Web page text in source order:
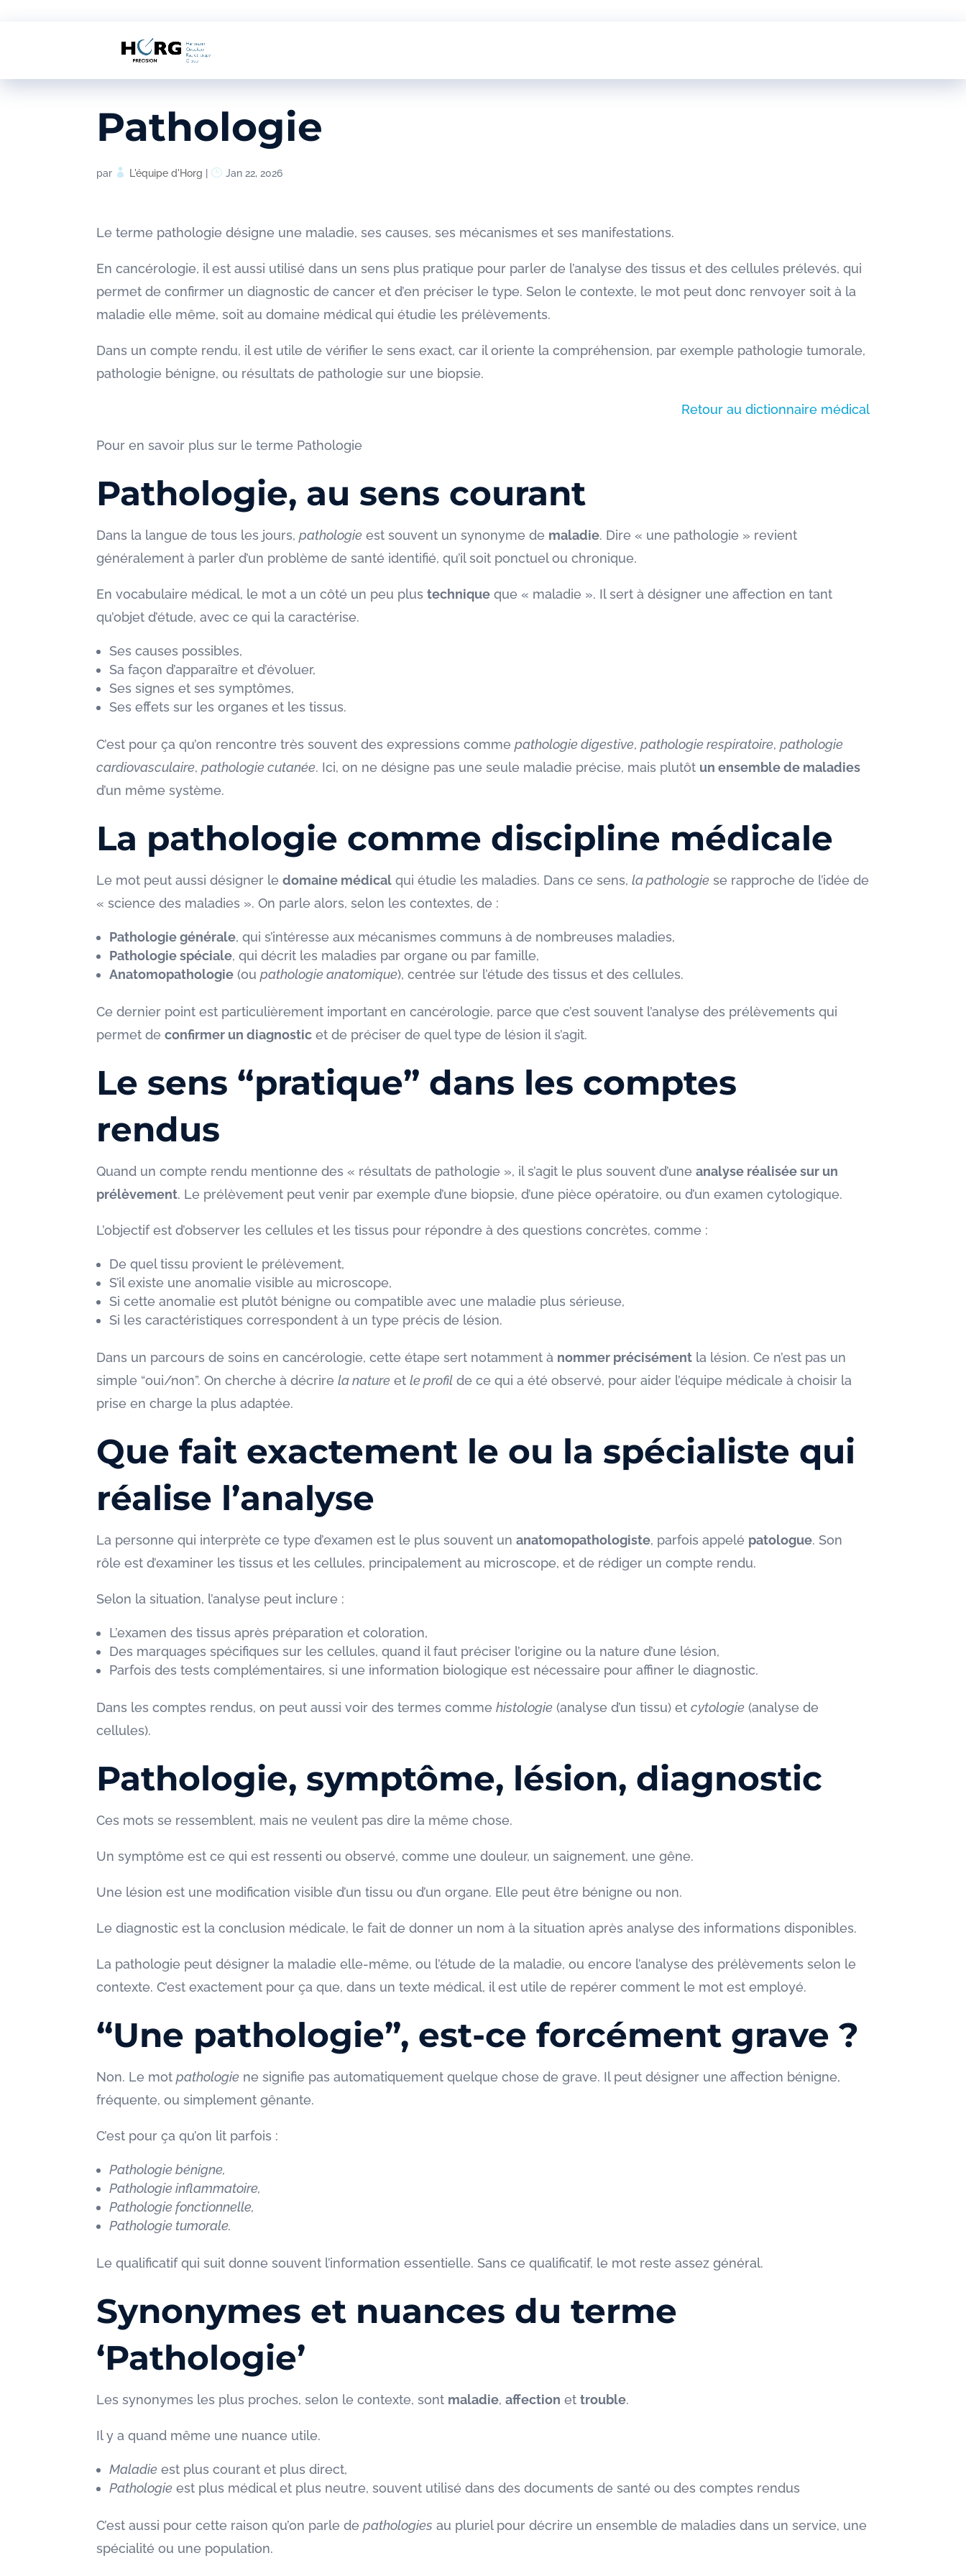
Pathologie
par L'équipe d'Horg Jan 22, 2026
Le terme pathologie désigne une maladie, ses causes, ses mécanismes et ses manifestations.
En cancérologie, il est aussi utilisé dans un sens plus pratique pour parler de l’analyse des tissus et des cellules prélevés, qui
permet de confirmer un diagnostic de cancer et d’en préciser le type. Selon le contexte, le mot peut donc renvoyer soit à la
maladie elle même, soit au domaine médical qui étudie les prélèvements.
Dans un compte rendu, il est utile de vérifier le sens exact, car il oriente la compréhension, par exemple pathologie tumorale,
pathologie bénigne, ou résultats de pathologie sur une biopsie.
Retour au dictionnaire médical
Pour en savoir plus sur le terme Pathologie
Pathologie, au sens courant
Dans la langue de tous les jours,pathologie est souvent un synonyme de maladie. Dire « une pathologie » revient
généralement à parler d’un problème de santé identifié, qu’il soit ponctuel ou chronique.
En vocabulaire médical, le mot a un côté un peu plustechnique que « maladie ». Il sert à désigner une affection en tant
qu’objet d’étude, avec ce qui la caractérise.
Ses causes possibles,
Sa façon d’apparaître et d’évoluer,
Ses signes et ses symptômes,
Ses effets sur les organes et les tissus.
C’est pour ça qu’on rencontre très souvent des expressions commepathologie digestive,pathologie respiratoire,pathologie
cardiovasculaire,pathologie cutanée. Ici, on ne désigne pas une seule maladie précise, mais plutôt un ensemble de maladies
d’un même système.
La pathologie comme discipline médicale
Le mot peut aussi désigner ledomaine médical qui étudie les maladies. Dans ce sens,la pathologie se rapproche de l’idée de
« science des maladies ». On parle alors, selon les contextes, de :
Pathologie générale, qui s’intéresse aux mécanismes communs à de nombreuses maladies,
Pathologie spéciale, qui décrit les maladies par organe ou par famille,
Anatomopathologie (oupathologie anatomique), centrée sur l’étude des tissus et des cellules.
Ce dernier point est particulièrement important en cancérologie, parce que c’est souvent l’analyse des prélèvements qui
permet deconfirmer un diagnostic et de préciser de quel type de lésion il s’agit.
Le sens “pratique” dans les comptes
rendus
Quand un compte rendu mentionne des « résultats de pathologie », il s’agit le plus souvent d’uneanalyse réalisée sur un
prélèvement. Le prélèvement peut venir par exemple d’une biopsie, d’une pièce opératoire, ou d’un examen cytologique.
L’objectif est d’observer les cellules et les tissus pour répondre à des questions concrètes, comme :
De quel tissu provient le prélèvement,
S’il existe une anomalie visible au microscope,
Si cette anomalie est plutôt bénigne ou compatible avec une maladie plus sérieuse,
Si les caractéristiques correspondent à un type précis de lésion.
Dans un parcours de soins en cancérologie, cette étape sert notamment à nommer précisément la lésion. Ce n’est pas un
simple “oui/non”. On cherche à décrirela nature etle profil de ce qui a été observé, pour aider l’équipe médicale à choisir la
prise en charge la plus adaptée.
Que fait exactement le ou la spécialiste qui
réalise l’analyse
La personne qui interprète ce type d’examen est le plus souvent unanatomopathologiste, parfois appelé patologue. Son
rôle est d’examiner les tissus et les cellules, principalement au microscope, et de rédiger un compte rendu.
Selon la situation, l’analyse peut inclure :
L’examen des tissus après préparation et coloration,
Des marquages spécifiques sur les cellules, quand il faut préciser l’origine ou la nature d’une lésion,
Parfois des tests complémentaires, si une information biologique est nécessaire pour affiner le diagnostic.
Dans les comptes rendus, on peut aussi voir des termes commehistologie (analyse d’un tissu) etcytologie (analyse de
cellules).
Pathologie, symptôme, lésion, diagnostic
Ces mots se ressemblent, mais ne veulent pas dire la même chose.
Un symptôme est ce qui est ressenti ou observé, comme une douleur, un saignement, une gêne.
Une lésion est une modification visible d’un tissu ou d’un organe. Elle peut être bénigne ou non.
Le diagnostic est la conclusion médicale, le fait de donner un nom à la situation après analyse des informations disponibles.
La pathologie peut désigner la maladie elle-même, ou l’étude de la maladie, ou encore l’analyse des prélèvements selon le
contexte. C’est exactement pour ça que, dans un texte médical, il est utile de repérer comment le mot est employé.
“Une pathologie”, est-ce forcément grave ?
Non. Le motpathologie ne signifie pas automatiquement quelque chose de grave. Il peut désigner une affection bénigne,
fréquente, ou simplement gênante.
C’est pour ça qu’on lit parfois :
Pathologie bénigne,
Pathologie inflammatoire,
Pathologie fonctionnelle,
Pathologie tumorale.
Le qualificatif qui suit donne souvent l’information essentielle. Sans ce qualificatif, le mot reste assez général.
Synonymes et nuances du terme
‘Pathologie’
Les synonymes les plus proches, selon le contexte, sont maladie,affection ettrouble.
Il y a quand même une nuance utile.
Maladie est plus courant et plus direct,
Pathologie est plus médical et plus neutre, souvent utilisé dans des documents de santé ou des comptes rendus
C’est aussi pour cette raison qu’on parle depathologies au pluriel pour décrire un ensemble de maladies dans un service, une
spécialité ou une population.